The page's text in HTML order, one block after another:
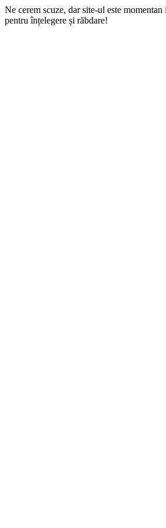
Ne cerem scuze, dar site-ul este
pentru înțelegere și răbdare!